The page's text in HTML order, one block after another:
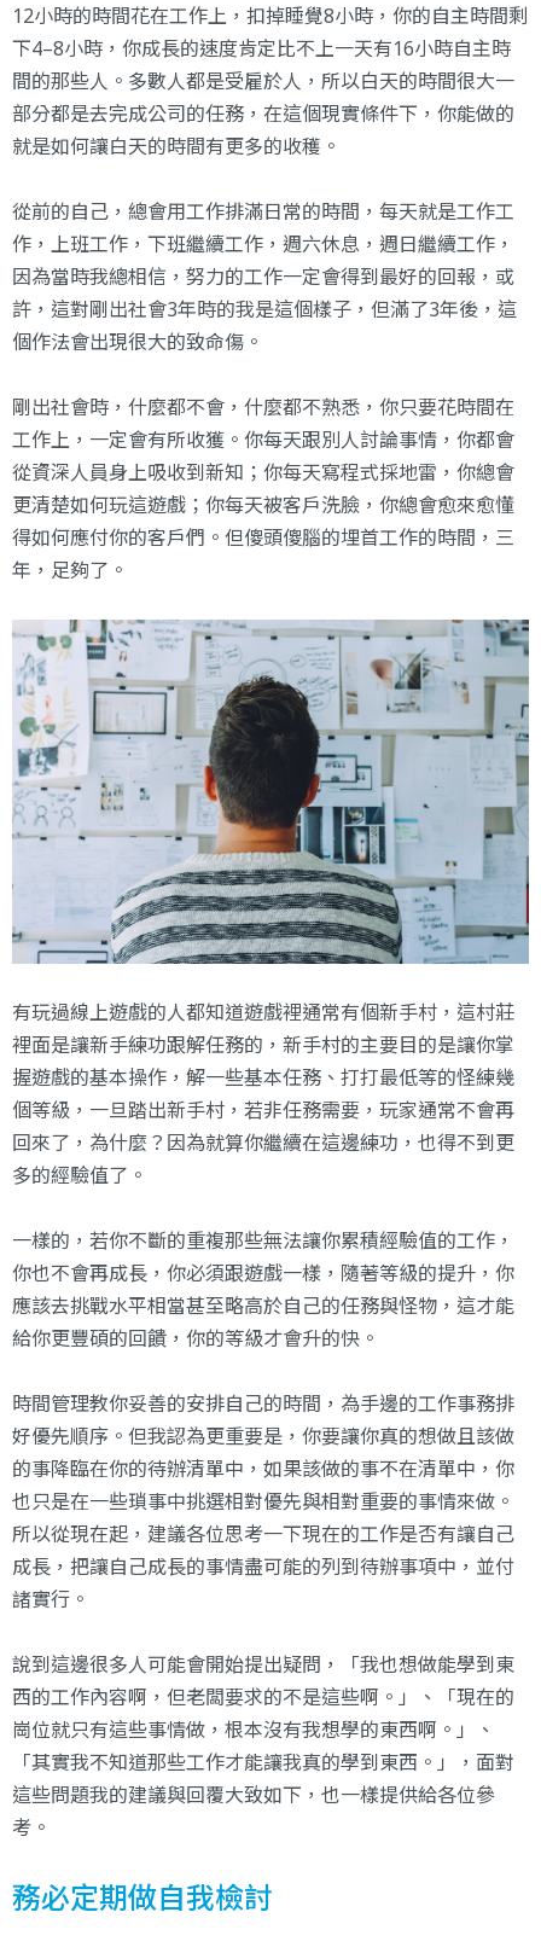
12小時的時間花在工作上，扣掉睡覺8小時，你的自主時間剩
下4–8小時，你成長的速度肯定比不上一天有16小時自主時
間的那些人。多數人都是受雇於人，所以白天的時間很大一
部分都是去完成公司的任務，在這個現實條件下，你能做的
就是如何讓白天的時間有更多的收穫。
從前的自己，總會用工作排滿日常的時間，每天就是工作工
作，上班工作，下班繼續工作，週六休息，週日繼續工作，
因為當時我總相信，努力的工作一定會得到最好的回報，或
許，這對剛出社會3年時的我是這個樣子，但滿了3年後，這
個作法會出現很大的致命傷。
剛出社會時，什麼都不會，什麼都不熟悉，你只要花時間在
工作上，一定會有所收獲。你每天跟別人討論事情，你都會
從資深人員身上吸收到新知；你每天寫程式採地雷，你總會
更清楚如何玩這遊戲；你每天被客戶洗臉，你總會愈來愈懂
得如何應付你的客戶們。但傻頭傻腦的埋首工作的時間，三
年，足夠了。
有玩過線上遊戲的人都知道遊戲裡通常有個新手村，這村莊
裡面是讓新手練功跟解任務的，新手村的主要目的是讓你掌
握遊戲的基本操作，解一些基本任務、打打最低等的怪練幾
個等級，一旦踏出新手村，若非任務需要，玩家通常不會再
回來了，為什麼？因為就算你繼續在這邊練功，也得不到更
多的經驗值了。
一樣的，若你不斷的重複那些無法讓你累積經驗值的工作，
你也不會再成長，你必須跟遊戲一樣，隨著等級的提升，你
應該去挑戰水平相當甚至略高於自己的任務與怪物，這才能
給你更豐碩的回饋，你的等級才會升的快。
時間管理教你妥善的安排自己的時間，為手邊的工作事務排
好優先順序。但我認為更重要是，你要讓你真的想做且該做
的事降臨在你的待辦清單中，如果該做的事不在清單中，你
也只是在一些瑣事中挑選相對優先與相對重要的事情來做。
所以從現在起，建議各位思考一下現在的工作是否有讓自己
成長，把讓自己成長的事情盡可能的列到待辦事項中，並付
諸實行。
說到這邊很多人可能會開始提出疑問，「我也想做能學到東
西的工作內容啊，但老闆要求的不是這些啊。」、「現在的
崗位就只有這些事情做，根本沒有我想學的東西啊。」、
「其實我不知道那些工作才能讓我真的學到東西。」，面對
這些問題我的建議與回覆大致如下，也一樣提供給各位參
考。
務必定期做自我檢討